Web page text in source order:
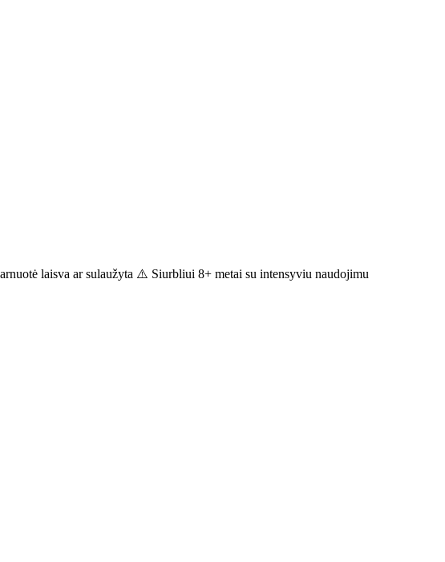
laisva ar sulaužyta ⚠️ Siurbliui 8+ metai su intensyviu naudojimu